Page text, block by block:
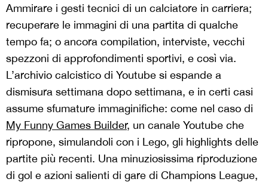
Ammirare i gesti tecnici di un calciatore in carriera;
recuperare le immagini di una partita di qualche
tempo fa; o ancora compilation, interviste, vecchi
spezzoni di approfondimenti sportivi, e così via.
L’archivio calcistico di Youtube si espande a
dismisura settimana dopo settimana, e in certi casi
assume sfumature immaginifiche: come nel caso di
My Funny Games Builder, un canale Youtube che
ripropone, simulandoli con i Lego, gli highlights delle
partite più recenti. Una minuziosissima riproduzione
di gol e azioni salienti di gare di Champions League,